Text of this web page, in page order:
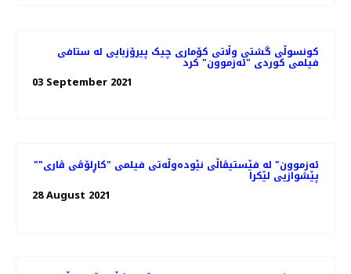
کونسوڵی گشتی وڵاتی کۆماری چیک پیرۆزبایی لە ستافی
فیلمی کوردی "ئەزموون" کرد
03 September 2021
"ئەزموون" لە فێستیڤاڵی نێوده‌وڵه‌تی فیلمی "کاڕلۆڤی ڤاری"
پێشوازیی لێکرا
28 August 2021